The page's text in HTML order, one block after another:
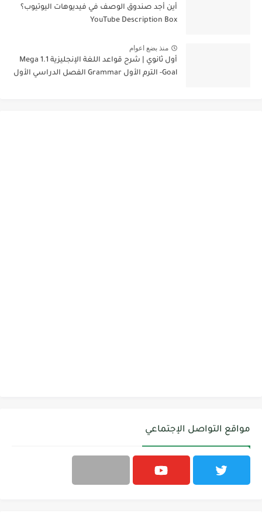
أين أجد صندوق الوصف في فيديوهات اليوتيوب؟
YouTube Description Box
منذ بضع اعوام
أول ثانوي | شرح قواعد اللغة الإنجليزية 1.1 Mega
Goal- الترم الأول Grammar الفصل الدراسي الأول
مواقع التواصل الإجتماعي